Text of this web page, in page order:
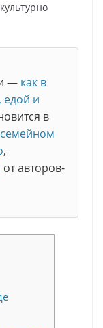
— как в
едой и
в
семейном
,
авторов-